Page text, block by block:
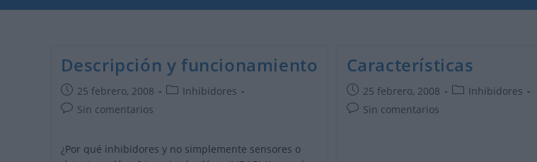
Descripción y funcionamiento
Publicación
de
25 febrero, 2008
Categoría
Inhibidores
Comentarios
entrada:
Sin comentarios
¿Por qué inhibidores y no simplemente sensores o
Características
Publicación
de
25 febrero, 2008
Categoría
Inhibidores
Comentarios
Sin comentarios